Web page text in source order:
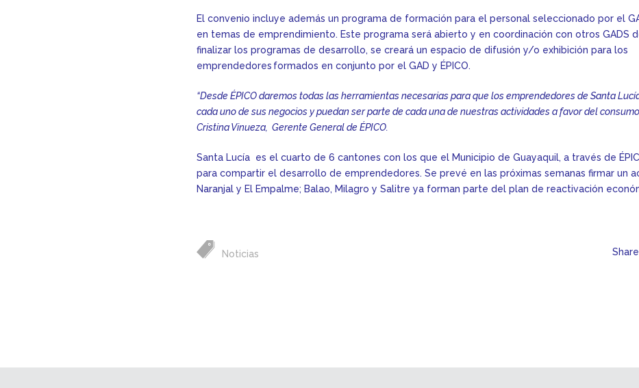
El convenio incluye además un programa de formación para el personal seleccionado por el
en temas de emprendimiento. Este programa será abierto y en coordinación con otros GADS
finalizar los programas de desarrollo, se creará un espacio de difusión y/o exhibición para los
emprendedores formados en conjunto por el GAD y ÉPICO.
“Desde ÉPICO daremos todas las herramientas necesarias para que los emprendedores de Santa
cada uno de sus negocios y puedan ser parte de cada una de nuestras actividades a favor del
Cristina Vinueza, Gerente General de ÉPICO.
Santa Lucía es el cuarto de 6 cantones con los que el Municipio de Guayaquil, a través de
para compartir el desarrollo de emprendedores. Se prevé en las próximas semanas firmar un
Naranjal y El Empalme; Balao, Milagro y Salitre ya forman parte del plan de reactivación
Noticias